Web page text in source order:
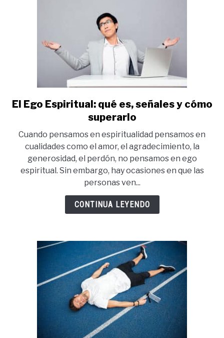
link
to
Ego
Espiritual:
qué
es,
señales
El Ego Espiritual: qué es, señales y cómo
superarlo
Cuando pensamos en espiritualidad pensamos en
cualidades como el amor, el agradecimiento, la
generosidad, el perdón, no pensamos en ego
espiritual. Sin embargo, hay ocasiones en que las
personas ven...
CONTINUA LEYENDO